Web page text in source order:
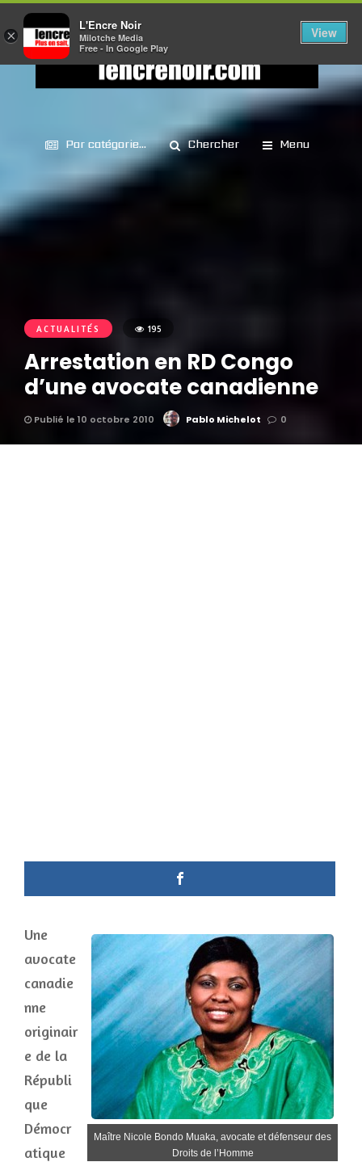
Par catégorie... Chercher Menu
ACTUALITÉS 195
Arrestation en RD Congo
d’une avocate canadienne
Publié le 10 octobre 2010 Pablo Michelot 0
Maître Nicole Bondo Muaka, avocate et défenseur des
Droits de l’Homme
Une
avocate
canadie
nne
originair
e de la
Républi
que
Démocr
atique
×
L'Encre Noir
Milotche Media
Free - In Google Play
View